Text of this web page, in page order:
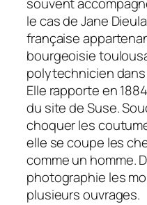
le cas de Jane
française
bourgeoisie
polytechnicien
Elle rapporte en
du site de Suse.
choquer les
elle se coupe les
comme un homme.
photographie les
plusieurs ouvrages.